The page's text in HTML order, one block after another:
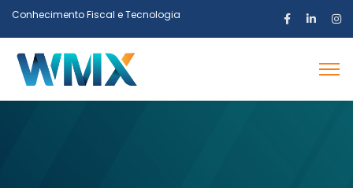
Conhecimento Fiscal e Tecnologia